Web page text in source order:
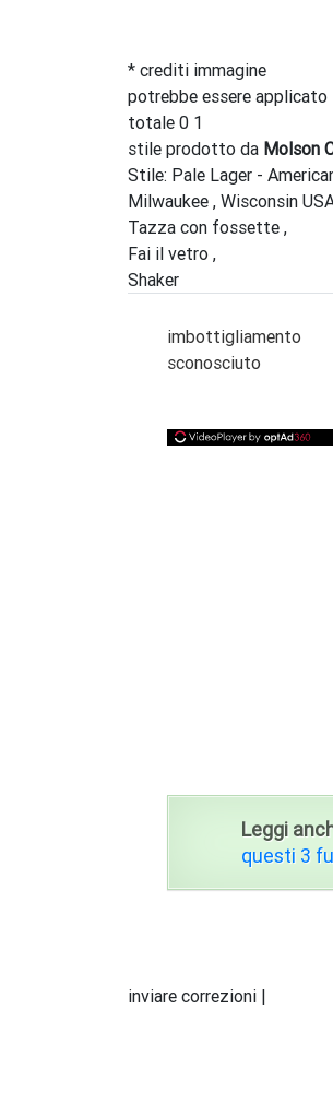
* crediti immagine
potrebbe essere
totale 0 1
stile prodotto da Molson
Stile: Pale Lager -
Milwaukee , Wisconsin
Tazza con fossette ,
Fai il vetro ,
Shaker
imbottigliamento
sconosciuto
Leggi
questi 3
inviare correzioni |